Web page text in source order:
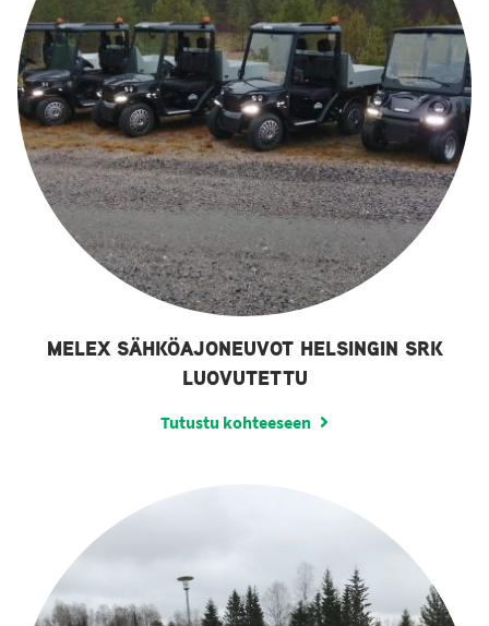
MELEX SÄHKÖAJONEUVOT HELSINGIN SRK
LUOVUTETTU
Tutustu kohteeseen